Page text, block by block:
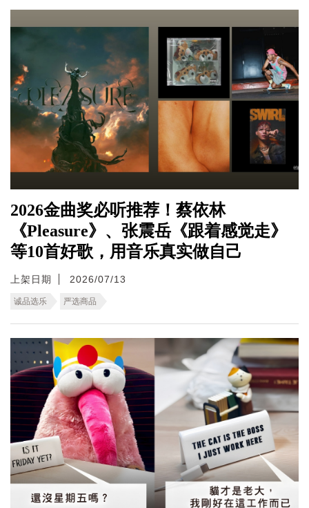
2026金曲奖必听推荐！蔡依林
《Pleasure》、张震岳《跟着感觉走》
等10首好歌，用音乐真实做自己
上架日期 2026/07/13
诚品选乐 严选商品